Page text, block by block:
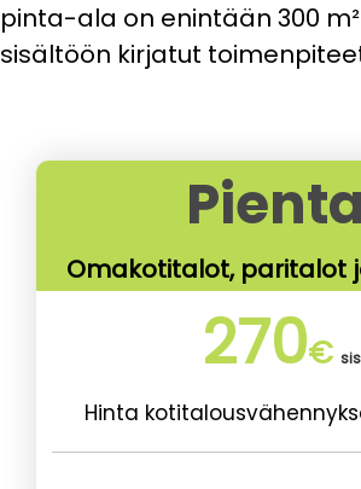
pinta-ala on enintään 300
sisältöön kirjatut
Omakotitalot, paritalot
270€
Hinta